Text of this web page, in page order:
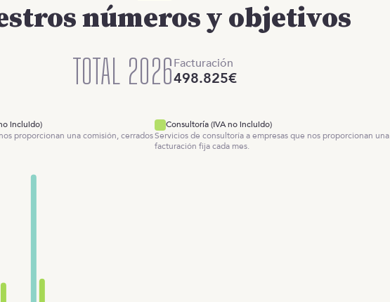
números y objetivos
TOTAL 2026Facturación
498.825€
incluido)
proporcionan una comisión, cerrados
Consultoría (IVA no incluido)
Servicios de consultoría a empresas que nos proporcionan una
facturación fija cada mes.